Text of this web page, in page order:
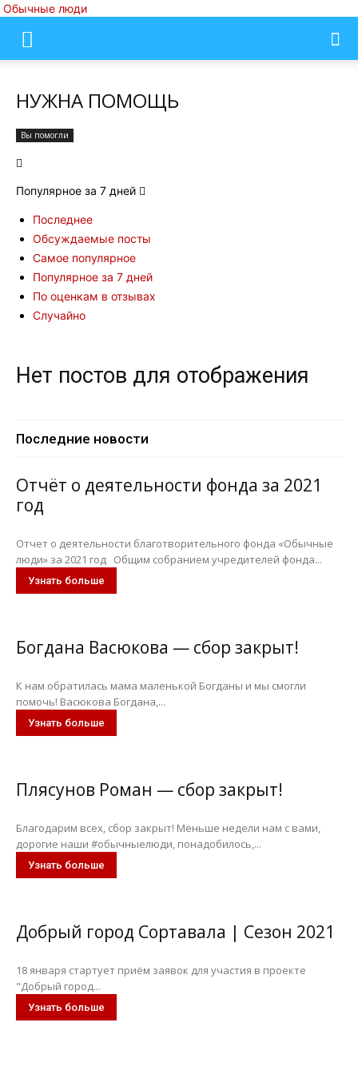
Обычные люди
НУЖНА ПОМОЩЬ
Вы помогли
Популярное за 7 дней
Последнее
Обсуждаемые посты
Самое популярное
Популярное за 7 дней
По оценкам в отзывах
Случайно
Нет постов для отображения
Последние новости
Отчёт о деятельности фонда за 2021
год
Отчет о деятельности благотворительного фонда «Обычные
люди» за 2021 год Общим собранием учредителей фонда...
Узнать больше
Богдана Васюкова — сбор закрыт!
К нам обратилась мама маленькой Богданы и мы смогли
помочь! Васюкова Богдана,...
Узнать больше
Плясунов Роман — сбор закрыт!
Благодарим всех, сбор закрыт! Меньше недели нам с вами,
дорогие наши #обычныелюди, понадобилось,...
Узнать больше
Добрый город Сортавала | Сезон 2021
18 января стартует приём заявок для участия в проекте
"Добрый город...
Узнать больше